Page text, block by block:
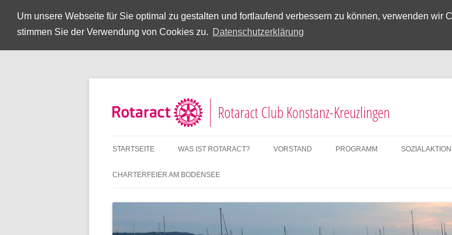
Um unsere Webseite für Sie optimal zu gestalten und fortlaufend verbessern zu können, verwenden wir
stimmen Sie der Verwendung von Cookies zu. Datenschutzerklärung
Rotaract Club Konstanz-Kreuzlingen
STARTSEITE WAS IST ROTARACT? VORSTAND PROGRAMM
CHARTERFEIER AM BODENSEE